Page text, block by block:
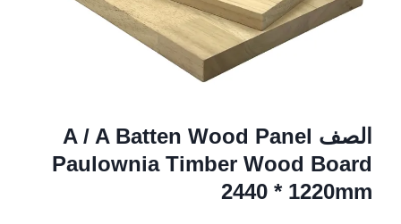
الصف A / A Batten Wood Panel
Paulownia Timber Wood Board
2440 * 1220mm